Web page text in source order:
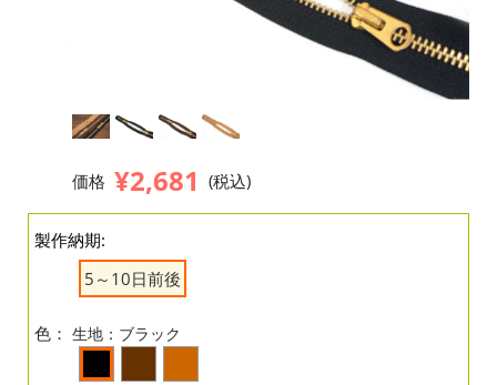
価格 ¥2,681 (税込)
製作納期:
5～10日前後
色： 生地：ブラック